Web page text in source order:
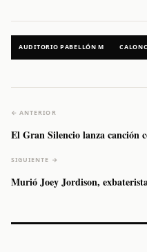
AUDITORIO PABELLÓN M
← ANTERIOR
El Gran Silencio lanza canción
SIGUIENTE →
Murió Joey Jordison,